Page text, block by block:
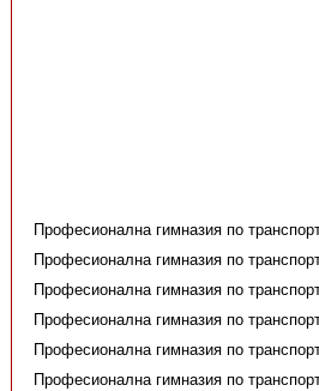
Професионална гимназия по
Професионална гимназия по
Професионална гимназия по
Професионална гимназия по
Професионална гимназия по
Професионална гимназия по